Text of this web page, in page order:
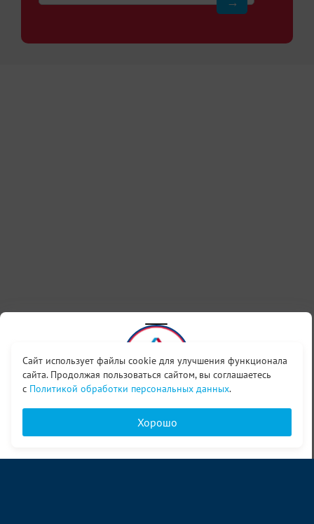
быть в курсе последних новостей
Подписаться
Сайт использует файлы cookie для улучшения функционала
сайта. Продолжая пользоваться сайтом, вы соглашаетесь
с Политикой обработки персональных данных.
Хорошо